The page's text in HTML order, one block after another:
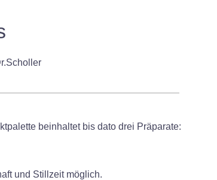
beinhaltet bis dato drei Präparate:
und Stillzeit möglich.